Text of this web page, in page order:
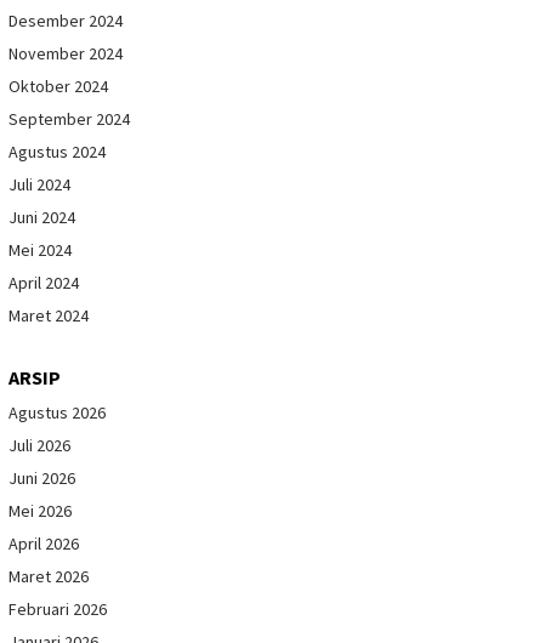
Desember 2024
November 2024
Oktober 2024
September 2024
Agustus 2024
Juli 2024
Juni 2024
Mei 2024
April 2024
Maret 2024
ARSIP
Agustus 2026
Juli 2026
Juni 2026
Mei 2026
April 2026
Maret 2026
Februari 2026